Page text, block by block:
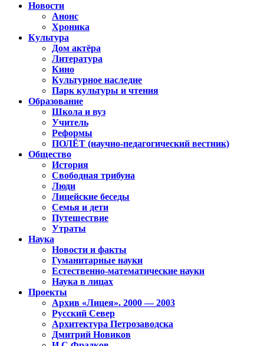
Новости
Анонс
Хроника
Культура
Дом актёра
Литература
Кино
Культурное наследие
Парк культуры и чтения
Образование
Школа и вуз
Учитель
Реформы
ПОЛЁТ (научно-педагогический вестник)
Общество
История
Свободная трибуна
Люди
Лицейские беседы
Семья и дети
Путешествие
Утраты
Наука
Новости и факты
Гуманитарные науки
Естественно-математические науки
Наука в лицах
Проекты
Архив «Лицея». 2000 — 2003
Русский Север
Архитектура Петрозаводска
Дмитрий Новиков